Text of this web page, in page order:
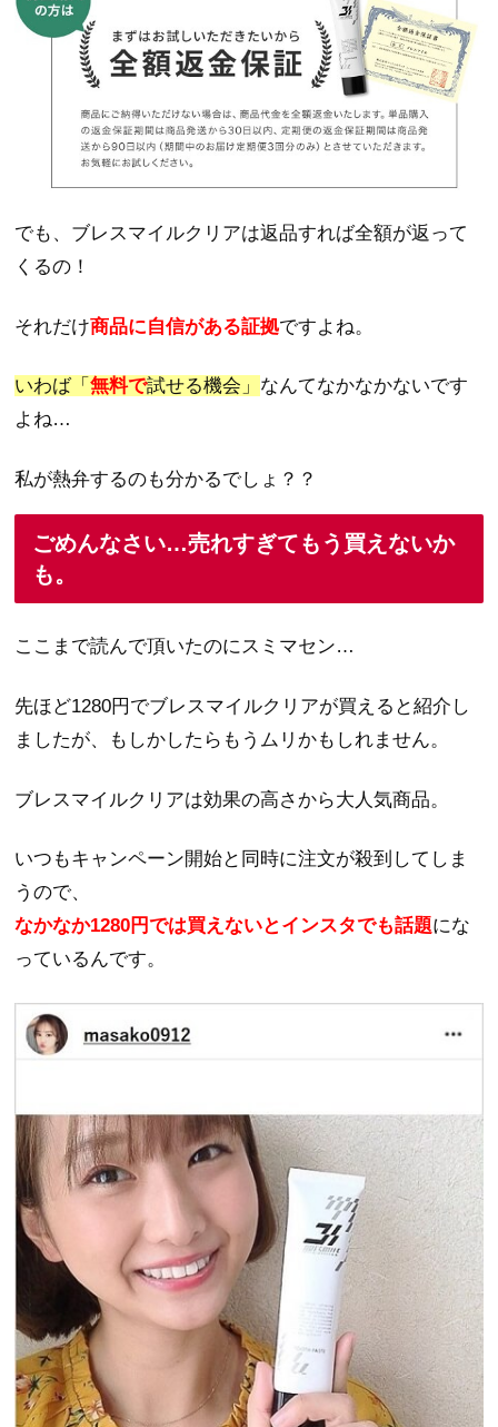
でも、ブレスマイルクリアは返品すれば全額が返って
くるの！
それだけ商品に自信がある証拠ですよね。
いわば「無料で試せる機会」 なんてなかなかないです
よね…
私が熱弁するのも分かるでしょ？？
ごめんなさい…売れすぎてもう買えないか
も。
ここまで読んで頂いたのにスミマセン…
先ほど1280円でブレスマイルクリアが買えると紹介し
ましたが、もしかしたらもうムリかもしれません。
ブレスマイルクリアは効果の高さから大人気商品。
いつもキャンペーン開始と同時に注文が殺到してしま
うので、
なかなか1280円では買えないとインスタでも話題にな
っているんです。